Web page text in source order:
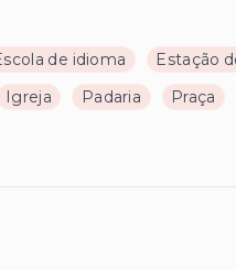
de idioma Estação
Igreja Padaria Praça